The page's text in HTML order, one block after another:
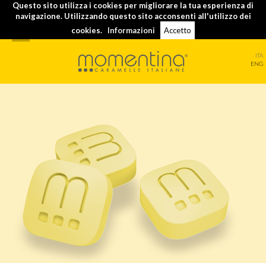
Questo sito utilizza i cookies per migliorare la tua esperienza di
navigazione. Utilizzando questo sito acconsenti all'utilizzo dei
cookies. Informazioni Accetto
ITA
ENG